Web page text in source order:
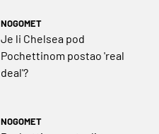
NOGOMET
Je li Chelsea pod
Pochettinom postao 'real
deal'?
NOGOMET